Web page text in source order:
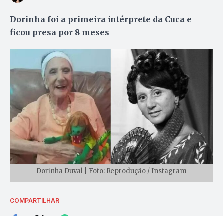
Dorinha foi a primeira intérprete da Cuca e
ficou presa por 8 meses
Dorinha Duval | Foto: Reprodução / Instagram
COMPARTILHAR